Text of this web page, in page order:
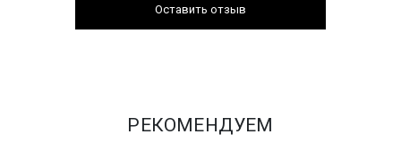
Оставить отзыв
РЕКОМЕНДУЕМ